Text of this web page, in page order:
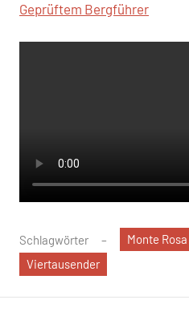
Geprüftem Bergführer
Schlagwörter Monte Rosa
Viertausender